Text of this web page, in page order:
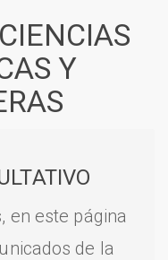
Y
en este página
de la